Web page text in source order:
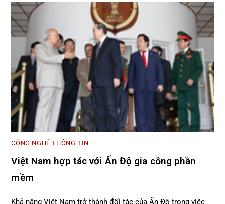
CÔNG NGHỆ THÔNG TIN
Việt Nam hợp tác với Ấn Độ gia công phần
mềm
Khả năng Việt Nam trở thành đối tác của Ấn Độ trong việc